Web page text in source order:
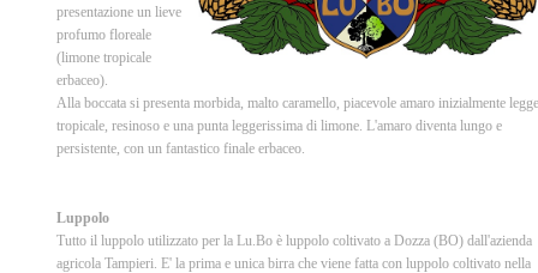
presentazione un lieve
profumo floreale
(limone tropicale
erbaceo).
Alla boccata si presenta morbida, malto caramello, piacevole amaro inizialmente
tropicale, resinoso e una punta leggerissima di limone. L'amaro diventa lungo e
persistente, con un fantastico finale erbaceo.
Luppolo
Tutto il luppolo utilizzato per la Lu.Bo è luppolo coltivato a Dozza (BO) dall'azienda
agricola Tampieri. E' la prima e unica birra che viene fatta con luppolo coltivato nella